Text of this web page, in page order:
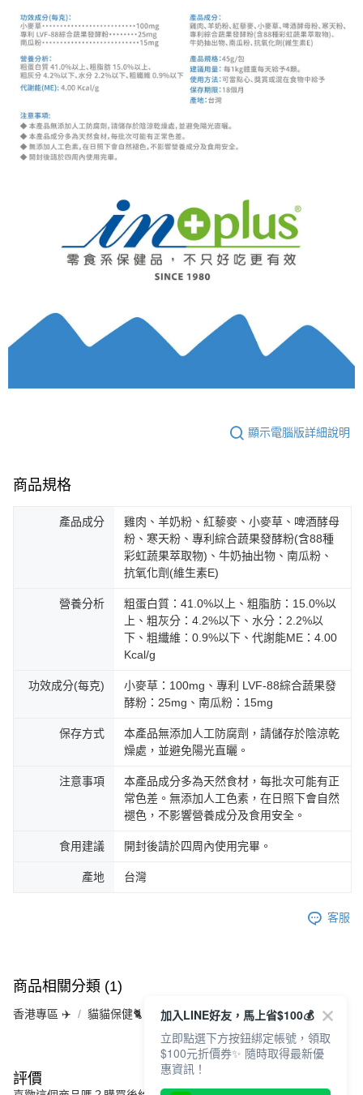
顯示電腦版詳細說明
商品規格
產品成分
雞肉、羊奶粉、紅藜麥、小麥草、啤酒酵母
粉、寒天粉、專利綜合蔬果發酵粉(含88種
彩虹蔬果萃取物)、牛奶抽出物、南瓜粉、
抗氧化劑(維生素E)
營養分析
粗蛋白質：41.0%以上、粗脂肪：15.0%以
上、粗灰分：4.2%以下、水分：2.2%以
下、粗纖維：0.9%以下、代謝能ME：4.00
Kcal/g
功效成分(每克)
小麥草：100mg、專利 LVF-88綜合蔬果發
酵粉：25mg、南瓜粉：15mg
保存方式
本產品無添加人工防腐劑，請儲存於陰涼乾
燥處，並避免陽光直曬。
注意事項
本產品成分多為天然食材，每批次可能有正
常色差。無添加人工色素，在日照下會自然
褪色，不影響營養成分及食用安全。
食用建議 開封後請於四周內使用完畢。
產地 台灣
客服
商品相關分類 (1)
香港專區 ✈️ 貓貓保健🐈
評價
加入LINE好友，馬上省$100💰
立即點選下方按鈕綁定帳號，領取
$100元折價券✨ 隨時取得最新優
惠資訊！